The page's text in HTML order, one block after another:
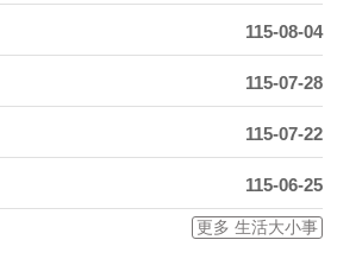
115-08-04
115-07-28
115-07-22
115-06-25
更多 生活大小事